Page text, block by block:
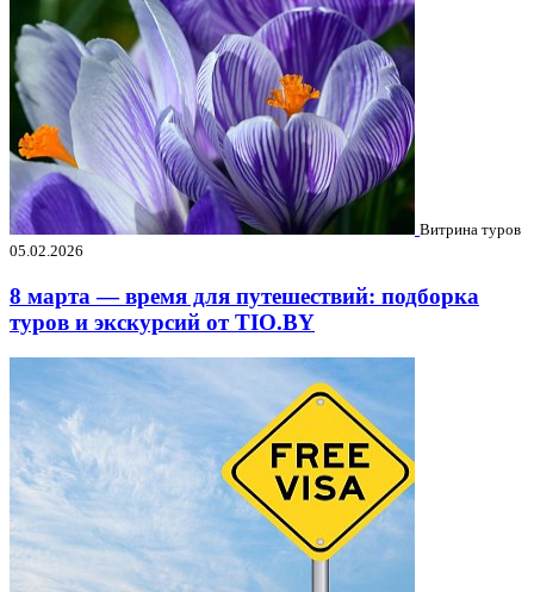
Витрина туров
05.02.2026
8 марта — время для путешествий: подборка
туров и экскурсий от TIO.BY